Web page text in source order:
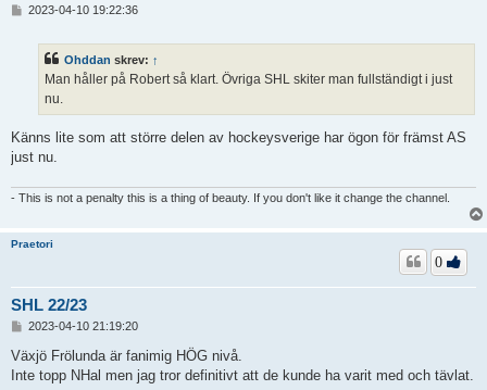
2023-04-10 19:22:36
Ohddan skrev: ↑
Man håller på Robert så klart. Övriga SHL skiter man fullständigt i just
nu.
Känns lite som att större delen av hockeysverige har ögon för främst AS
just nu.
- This is not a penalty this is a thing of beauty. If you don't like it change the channel.
Praetori
SHL 22/23
0
l
ä
g
2023-04-10 21:19:20
Växjö Frölunda är fanimig HÖG nivå.
Inte topp NHal men jag tror definitivt att de kunde ha varit med och tävlat.